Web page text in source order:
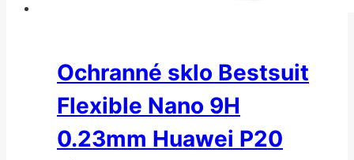
Ochranné sklo Bestsuit
Flexible Nano 9H
0.23mm Huawei P20